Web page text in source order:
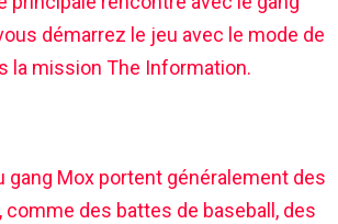
démarrez le jeu avec le mode de
la mission The Information.
gang Mox portent généralement des
comme des battes de baseball, des